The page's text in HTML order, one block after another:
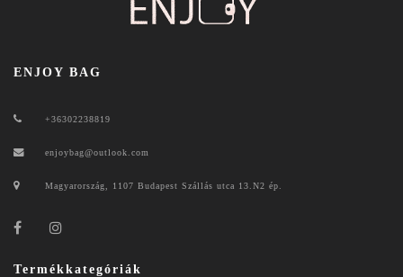
ENJOY BAG
+36302238819
enjoybag@outlook.com
Magyarország, 1107 Budapest Szállás utca 13.N2 ép.
Termékkategóriák